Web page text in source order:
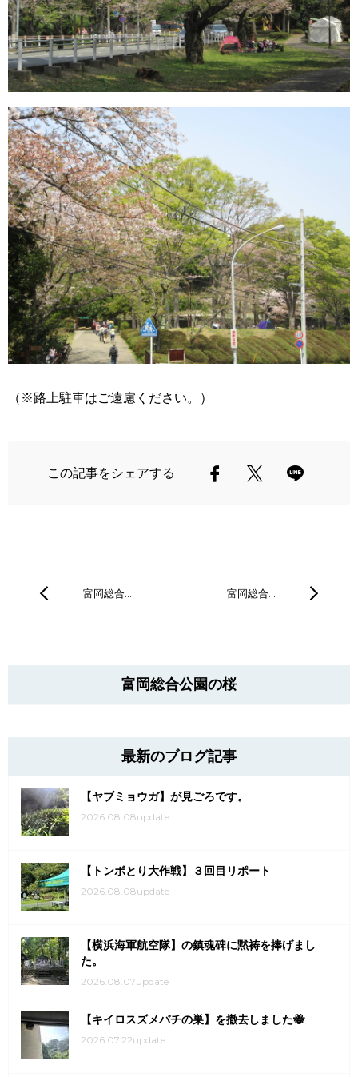
（※路上駐車はご遠慮ください。）
この記事をシェアする
富岡総合… 富岡総合…
富岡総合公園の桜
最新のブログ記事
【ヤブミョウガ】が見ごろです。
2026.08.08update
【トンボとり大作戦】３回目リポート
2026.08.08update
【横浜海軍航空隊】の鎮魂碑に黙祷を捧げまし
た。
2026.08.07update
【キイロスズメバチの巣】を撤去しました🐝
2026.07.22update